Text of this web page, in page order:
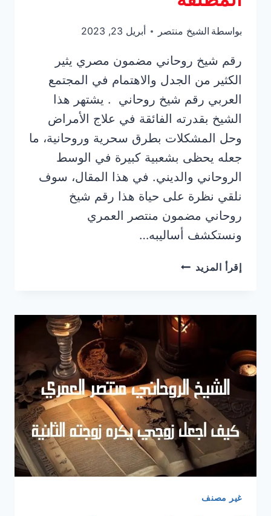
بواسطة الشيخ منتصر أبريل 23, 2023
رقم شيخ روحاني مضمون مصري يثير
الكثير من الجدل والاهتمام في المجتمع
العربي رقم شيخ روحاني . يشتهر هذا
الشيخ بقدرته الفائقة في علاج الأمراض
وحل المشكلات بطرق سحرية وروحانية، ما
جعله يحظى بشعبية كبيرة في الوسط
الروحاني والديني. في هذا المقال، سوف
نلقي نظرة على حياة هذا رقم شيخ
روحاني مضمون منتصر العمري
ونستكشف أساليبه…
إقرأ المزيد رقم
مصري
لجلب
الحبيب
المطلقة
غير مصنف